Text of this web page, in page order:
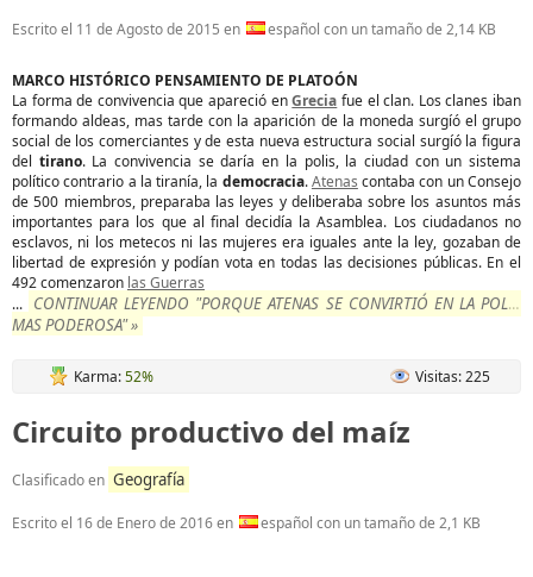
Escrito el 11 de Agosto de 2015 en español con un tamaño de 2,14 KB
MARCO HISTÓRICO PENSAMIENTO DE PLATOÓN
La forma de convivencia que apareció enGrecia fue el clan. Los clanes iban
formando aldeas, mas tarde con la aparición de la moneda surgíó el grupo
social de los comerciantes y de esta nueva estructura social surgíó la figura
del tirano. La convivencia se daría en la polis, la ciudad con un sistema
político contrario a la tiranía, la democracia.Atenas contaba con un Consejo
de 500 miembros, preparaba las leyes y deliberaba sobre los asuntos más
importantes para los que al final decidía la Asamblea. Los ciudadanos no
esclavos, ni los metecos ni las mujeres era iguales ante la ley, gozaban de
libertad de expresión y podían vota en todas las decisiones públicas. En el
492 comenzaron las Guerras
... CONTINUAR LEYENDO "PORQUE ATENAS SE CONVIRTIÓ EN LA POLIS
MAS PODEROSA" »
Karma:52% Visitas: 225
Circuito productivo del maíz
Clasificado en Geografía
Escrito el 16 de Enero de 2016en español con un tamaño de 2,1 KB